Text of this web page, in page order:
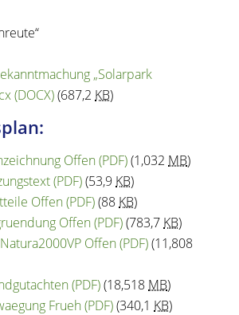
„Solarpark
(DOCX)(687,2 KB)
Offen(PDF)(1,032 MB)
(PDF)(53,9 KB)
Offen(PDF)(88 KB)
Offen(PDF)(783,7 KB)
Offen(PDF)(11,808
(PDF)(18,518 MB)
Frueh(PDF)(340,1 KB)